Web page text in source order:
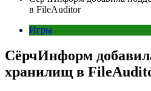
в FileAuditor
Игры
СёрчИнформ
хранилищ в